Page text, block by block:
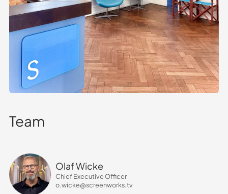
Team
Olaf Wicke
Chief Executive Officer
o.wicke@screenworks.tv